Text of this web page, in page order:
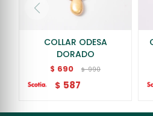
COLLAR ODESA
DORADO
$ 690 $ 990
$ 587